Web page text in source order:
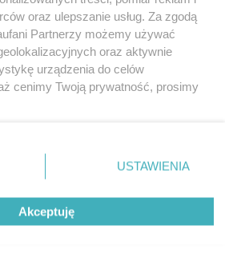
regulamin korzystania z portali
Skontakuj sięz nami
Kontakt
Wydawca
Redakcja
oraz ulepszanie usług. Za zgodą
Partnerzy możemy używać
oraz aktywnie
urządzenia do celów
cenimy Twoją prywatność, prosimy
się w lewym dolnym rogu strony
przetwarzania danych nie wymagają
masz prawo sprzeciwić się
Preferencje będą miały
tej witrynie.
USTAWIENIA
Akceptuję